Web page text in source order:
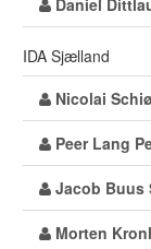
Daniel
IDA Sjælland
Nicolai
Peer Lang
Jacob Buus
Morten